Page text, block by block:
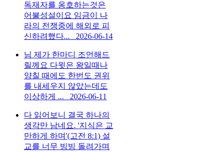
독재자를 옹호하는것은
어불성설이요 임금이 나
라의 전쟁중에 해외로 피
신하려했다...
2026-06-14
님 제가 한마디 조언해드
릴께요 다윗은 왕일때나
양칠 때에도 한번도 권위
를 내세우지 않았는데도
이상하게 ...
2026-06-11
다 읽어보니 결국 하나의
생각만 남네요. '지식은 교
만하게 하며'(고전 8:1) 설
교를 너무 빙빙 돌려가며